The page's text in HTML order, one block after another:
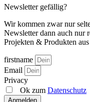
Newsletter gefällig?
Wir kommen zwar nur
Newsletter dann auch nur
Projekten & Produkten
firstname
Email
Privacy
Ok zum Datenschutz
Anmelden